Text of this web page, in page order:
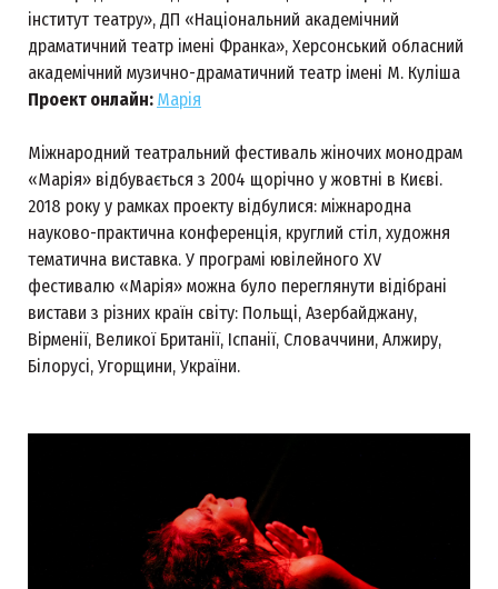
інститут театру», ДП «Національний академічний
драматичний театр імені Франка», Херсонський обласний
академічний музично-драматичний театр імені М. Куліша
Проект онлайн: Марія
Міжнародний театральний фестиваль жіночих монодрам
«Марія» відбувається з 2004 щорічно у жовтні в Києві.
2018 року у рамках проекту відбулися: міжнародна
науково-практична конференція, круглий стіл, художня
тематична виставка. У програмі ювілейного XV
фестивалю «Марія» можна було переглянути відібрані
вистави з різних країн світу: Польщі, Азербайджану,
Вірменії, Великої Британії, Іспанії, Словаччини, Алжиру,
Білорусі, Угорщини, України.